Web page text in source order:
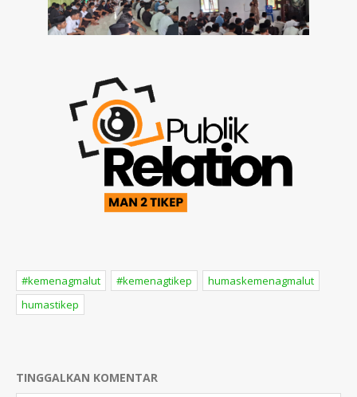
#kemenagmalut #kemenagtikep
humaskemenagmalut
humastikep
TINGGALKAN KOMENTAR